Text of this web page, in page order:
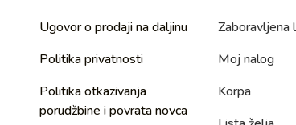
Ugovor o prodaji na daljinu
Politika privatnosti
Politika otkazivanja
porudžbine i povrata novca
Zaboravljena
Moj nalog
Korpa